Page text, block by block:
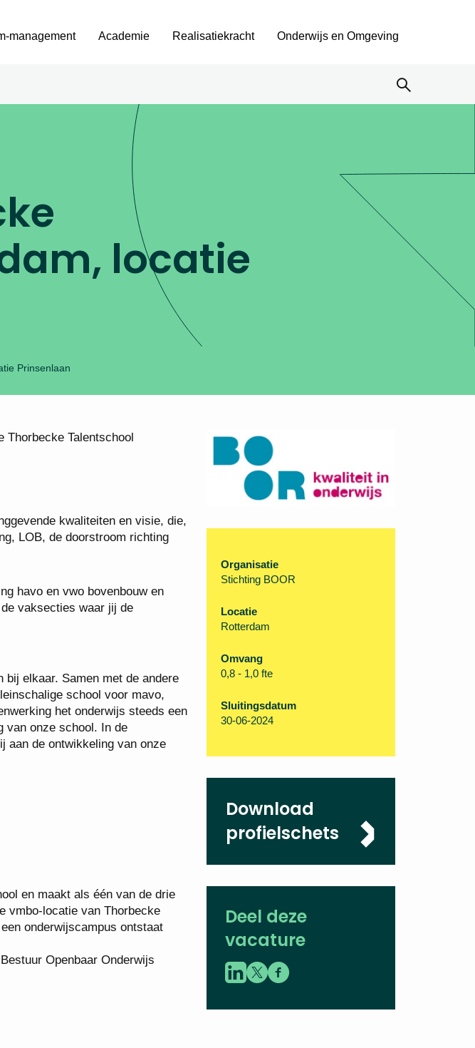
management Academie Realisatiekracht Onderwijs en Omgeving
locatie
Prinsenlaan
Thorbecke Talentschool
kwaliteiten en visie, die,
LOB, de doorstroom richting
havo en vwo bovenbouw en
vaksecties waar jij de
elkaar. Samen met de andere
school voor mavo,
het onderwijs steeds een
van onze school. In de
aan de ontwikkeling van onze
en maakt als één van de drie
vmbo-locatie van Thorbecke
onderwijscampus ontstaat
Openbaar Onderwijs
Organisatie
Stichting BOOR
Locatie
Rotterdam
Omvang
0,8 - 1,0 fte
Sluitingsdatum
30-06-2024
Download
profielschets
Deel deze
vacature